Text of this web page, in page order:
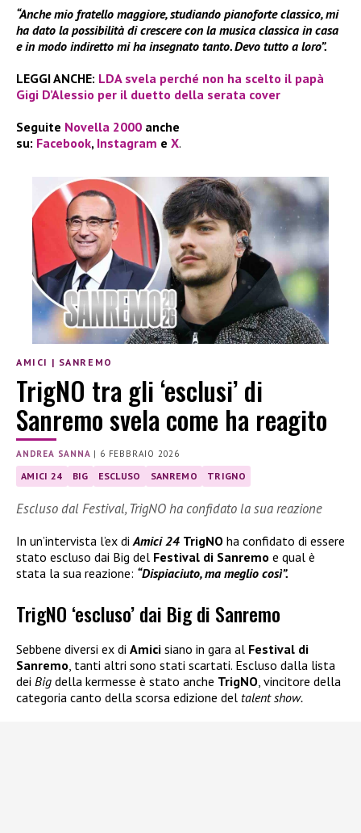
“Anche mio fratello maggiore, studiando pianoforte classico, mi
ha dato la possibilità di crescere con la musica classica in casa
e in modo indiretto mi ha insegnato tanto. Devo tutto a loro”.
LEGGI ANCHE: LDA svela perché non ha scelto il papà
Gigi D’Alessio per il duetto della serata cover
Seguite Novella 2000 anche
su: Facebook, Instagram e X.
AMICI | SANREMO
TrigNO tra gli ‘esclusi’ di
Sanremo svela come ha reagito
ANDREA SANNA | 6 FEBBRAIO 2026
AMICI 24 BIG ESCLUSO SANREMO TRIGNO
Escluso dal Festival, TrigNO ha confidato la sua reazione
In un’intervista l’ex di Amici 24 TrigNO ha confidato di essere
stato escluso dai Big del Festival di Sanremo e qual è
stata la sua reazione: “Dispiaciuto, ma meglio così”.
TrigNO ‘escluso’ dai Big di Sanremo
Sebbene diversi ex di Amici siano in gara al Festival di
Sanremo, tanti altri sono stati scartati. Escluso dalla lista
dei Big della kermesse è stato anche TrigNO, vincitore della
categoria canto della scorsa edizione del talent show.